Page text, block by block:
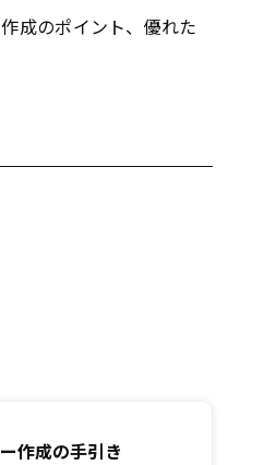
成のポイント、優れた
作成の手引き